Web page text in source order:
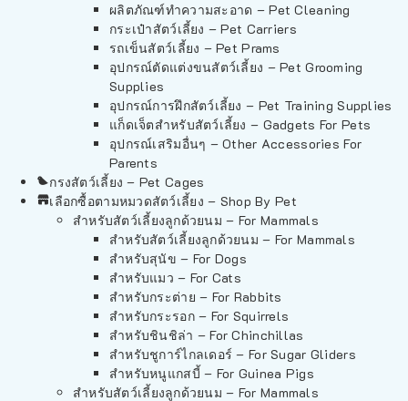
ผลิตภัณฑ์ทำความสะอาด – Pet Cleaning
กระเป๋าสัตว์เลี้ยง – Pet Carriers
รถเข็นสัตว์เลี้ยง – Pet Prams
อุปกรณ์ตัดแต่งขนสัตว์เลี้ยง – Pet Grooming
Supplies
อุปกรณ์การฝึกสัตว์เลี้ยง – Pet Training Supplies
แก็ดเจ็ตสำหรับสัตว์เลี้ยง – Gadgets For Pets
อุปกรณ์เสริมอื่นๆ – Other Accessories For
Parents
กรงสัตว์เลี้ยง – Pet Cages
เลือกซื้อตามหมวดสัตว์เลี้ยง – Shop By Pet
สำหรับสัตว์เลี้ยงลูกด้วยนม – For Mammals
สำหรับสัตว์เลี้ยงลูกด้วยนม – For Mammals
สำหรับสุนัข – For Dogs
สำหรับแมว – For Cats
สำหรับกระต่าย – For Rabbits
สำหรับกระรอก – For Squirrels
สำหรับชินชิล่า – For Chinchillas
สำหรับชูการ์ไกลเดอร์ – For Sugar Gliders
สำหรับหนูแกสบี้ – For Guinea Pigs
สำหรับสัตว์เลี้ยงลูกด้วยนม – For Mammals